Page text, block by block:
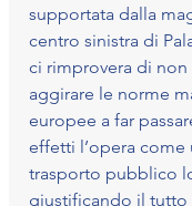
supportata dalla
centro sinistra di
ci rimprovera di non
aggirare le norme
europee a far
effetti l’opera
trasporto pubblico
giustificando il tutto